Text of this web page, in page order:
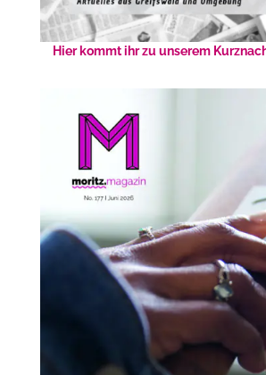
Hier kommt ihr zu unserem